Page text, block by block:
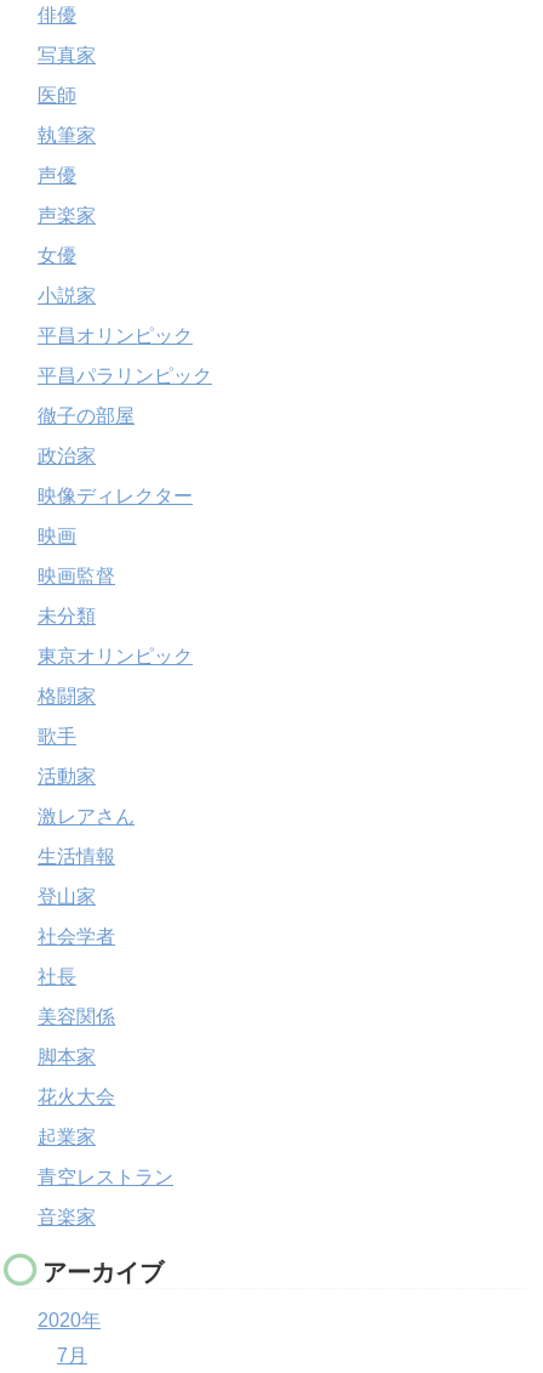
俳優
写真家
医師
執筆家
声優
声楽家
女優
小説家
平昌オリンピック
平昌パラリンピック
徹子の部屋
政治家
映像ディレクター
映画
映画監督
未分類
東京オリンピック
格闘家
歌手
活動家
激レアさん
生活情報
登山家
社会学者
社長
美容関係
脚本家
花火大会
起業家
青空レストラン
音楽家
アーカイブ
2020年
7月